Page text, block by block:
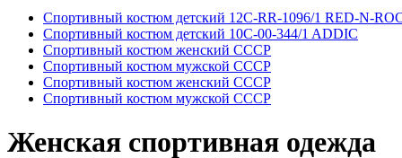
Спортивный костюм детский 12C-RR-1096/1 RED-N-
Спортивный костюм детский 10C-00-344/1 ADDIC
Спортивный костюм женский СССР
Спортивный костюм мужской СССР
Спортивный костюм женский СССР
Спортивный костюм мужской СССР
Женская спортивная одежда